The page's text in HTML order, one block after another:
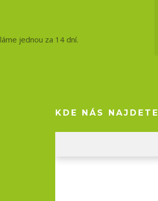
jednou za 14 dní.
KDE NÁS NAJDETE